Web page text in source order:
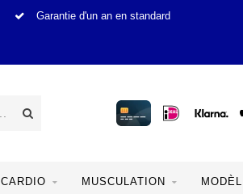
Garantie d'un an en standard
CARDIO MUSCULATION